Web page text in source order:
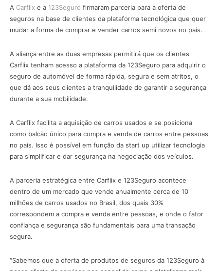
A Carflix e a 123Seguro firmaram parceria para a oferta de
seguros na base de clientes da plataforma tecnológica que quer
mudar a forma de comprar e vender carros semi novos no país.
A aliança entre as duas empresas permitirá que os clientes
Carflix tenham acesso a plataforma da 123Seguro para adquirir o
seguro de automóvel de forma rápida, segura e sem atritos, o
que dá aos seus clientes a tranquilidade de garantir a segurança
durante a sua mobilidade.
A Carflix facilita a aquisição de carros usados e se posiciona
como balcão único para compra e venda de carros entre pessoas
no país. Isso é possível em função da start up utilizar tecnologia
para simplificar e dar segurança na negociação dos veículos.
A parceria estratégica entre Carflix e 123Seguro acontece
dentro de um mercado que vende anualmente cerca de 10
milhões de carros usados no Brasil, dos quais 30%
correspondem a compra e venda entre pessoas, e onde o fator
confiança e segurança são fundamentais para uma transação
segura.
“Sabemos que a oferta de produtos de seguros da 123Seguro à